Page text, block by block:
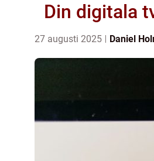
Din digitala
27 augusti 2025 Daniel